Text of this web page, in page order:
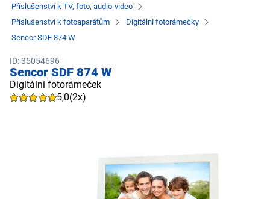
Příslušenství k TV, foto, audio-video
Příslušenství k fotoaparátům
Digitální fotorámečky
Sencor SDF 874 W
ID: 35054696
Sencor SDF 874 W
Digitální fotorámeček
5,0(2x)